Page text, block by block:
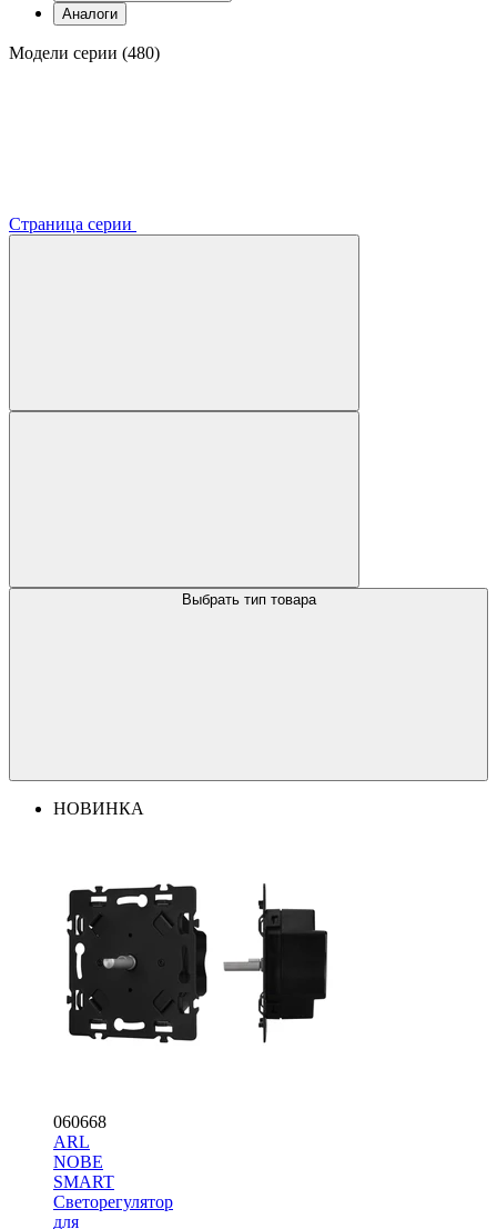
Аналоги
Модели серии (480)
Страница серии
Выбрать тип товара
НОВИНКА
060668
ARL
NOBE
SMART
Светорегулятор
для